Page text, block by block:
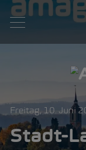
Freitag, 10. Juni
Stadt-